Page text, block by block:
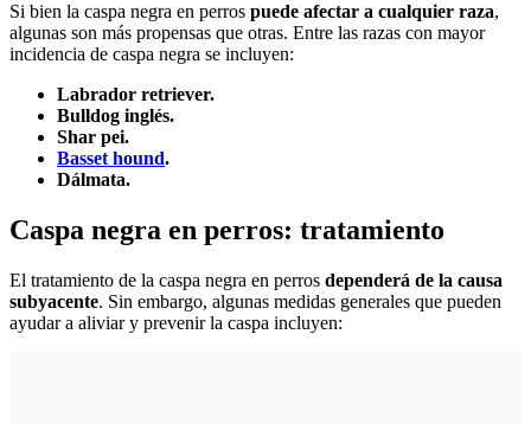
Si bien la caspa negra en perros puede afectar a cualquier raza,
algunas son más propensas que otras. Entre las razas con mayor
incidencia de caspa negra se incluyen:
Labrador retriever.
Bulldog inglés.
Shar pei.
Basset hound.
Dálmata.
Caspa negra en perros: tratamiento
El tratamiento de la caspa negra en perros dependerá de la causa
subyacente. Sin embargo, algunas medidas generales que pueden
ayudar a aliviar y prevenir la caspa incluyen: